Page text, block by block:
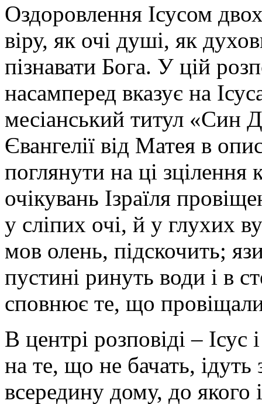
Оздоровлення Ісусом
віру, як очі душі, як
пізнавати Бога. У цій
насамперед вказує на
месіанський титул «Син
Євангелії від Матея в
поглянути на ці зцілення
очікувань Ізраїля
у сліпих очі, й у глухих
мов олень, підскочить;
пустині ринуть води і в
сповнює те, що
В центрі розповіді – Ісус
на те, що не бачать,
всередину дому, до якого